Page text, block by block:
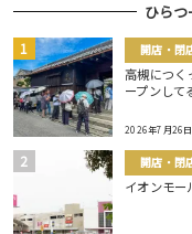
ひら
開店・閉
高槻につく
ープンして
2026年7月26日
開店・閉
イオンモー